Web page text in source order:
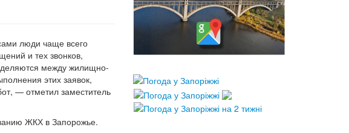
люди чаще всего
и тех звонков,
между жилищно-
этих заявок,
— отметил заместитель
ЖКХ в Запорожье.